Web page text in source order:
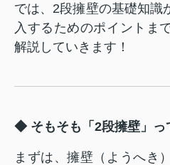
では、2段擁壁の基礎知識
入するためのポイントま
解説していきます！
◆ そもそも「2段擁壁」っ
まずは、擁壁（ようへき